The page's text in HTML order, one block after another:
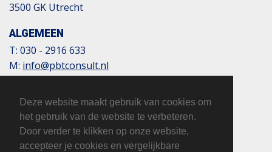
Deze website maakt gebruik van cookies om
het gebruik van de website te verbeteren.
Door verder te klikken op onze website,
accepteer je cookies en vergelijkbare
3500 GK Utrecht
ALGEMEEN
T: 030 - 2916 633
M: info@pbtconsult.nl
BTW: 817124305B01
KvK: 32110854